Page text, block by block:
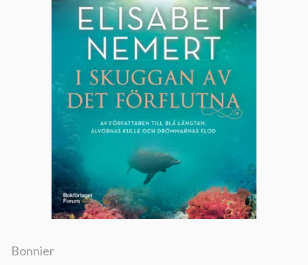
Bonnier